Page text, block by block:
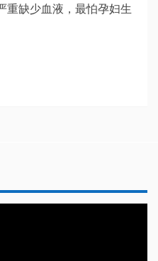
重缺少血液，最怕孕妇生